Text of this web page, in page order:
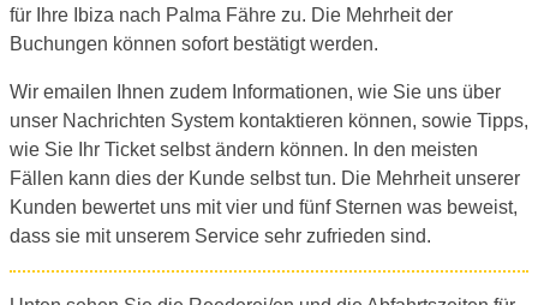
für Ihre Ibiza nach Palma Fähre zu. Die Mehrheit der
Buchungen können sofort bestätigt werden.
Wir emailen Ihnen zudem Informationen, wie Sie uns über
unser Nachrichten System kontaktieren können, sowie Tipps,
wie Sie Ihr Ticket selbst ändern können. In den meisten
Fällen kann dies der Kunde selbst tun. Die Mehrheit unserer
Kunden bewertet uns mit vier und fünf Sternen was beweist,
dass sie mit unserem Service sehr zufrieden sind.